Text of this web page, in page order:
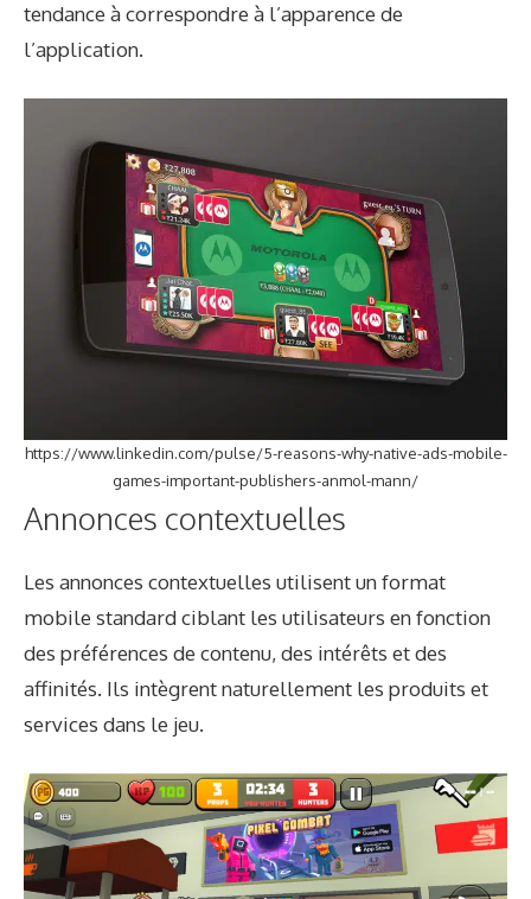
tendance à correspondre à l’apparence de
l’application.
https://www.linkedin.com/pulse/5-reasons-why-native-ads-mobile-
games-important-publishers-anmol-mann/
Annonces contextuelles
Les annonces contextuelles utilisent un format
mobile standard ciblant les utilisateurs en fonction
des préférences de contenu, des intérêts et des
affinités. Ils intègrent naturellement les produits et
services dans le jeu.